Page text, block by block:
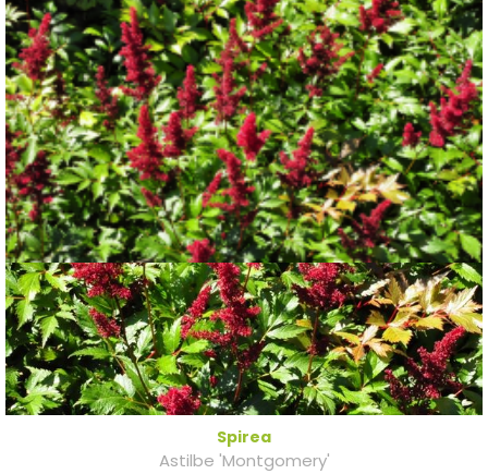
Spirea
Astilbe 'Montgomery'